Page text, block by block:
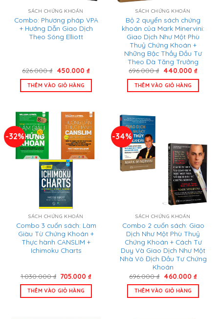
SÁCH CHỨNG KHOÁN
Combo: Phương pháp VPA
+ Hướng Dẫn Giao Dịch
Theo Sóng Elliott
626.000₫ Giá
là:
626.000 ₫.
450.000 ₫Giá
tại
THÊM VÀO GIỎ HÀNG
SÁCH CHỨNG KHOÁN
Bộ 2 quyển sách chứng
khoán của Mark Minervini:
Giao Dịch Như Một Phù
Thuỷ Chứng Khoán +
Những Bậc Thầy Đầu Tư
Theo Đà Tăng Trưởng
696.000₫ Giá
là:
696.000 ₫.
440.000 ₫Giá
tại
THÊM VÀO GIỎ HÀNG
-32%
SÁCH CHỨNG KHOÁN
Combo 3 cuốn sách: Làm
Giàu Từ Chứng Khoán +
Thực hành CANSLIM +
Ichimoku Charts
1.030.000₫ Giá
là:
1.030.000 ₫.
705.000₫Giá
THÊM VÀO GIỎ HÀNG
-34%
SÁCH CHỨNG KHOÁN
Combo 2 cuốn sách: Giao
Dịch Như Một Phù Thuỷ
Chứng Khoán + Cách Tư
Duy Và Giao Dịch Như Một
Nhà Vô Địch Đầu Tư Chứng
Khoán
696.000₫ Giá
là:
696.000 ₫.
460.000 ₫Giá
THÊM VÀO GIỎ HÀNG